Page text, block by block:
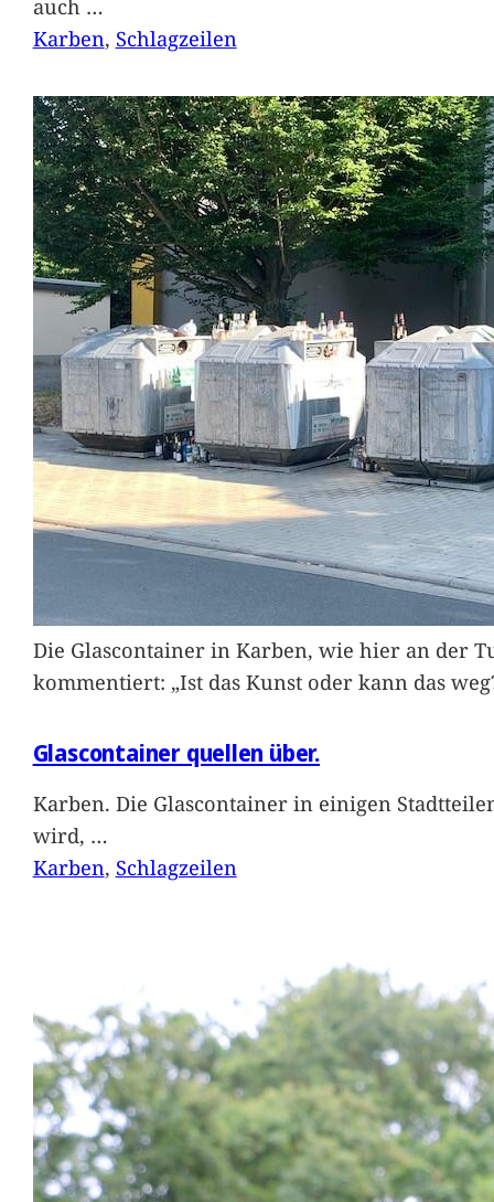
auch …
Karben, Schlagzeilen
Die Glascontainer in Karben, wie hier an der
kommentiert: „Ist das Kunst oder kann das
Glascontainer quellen über.
Karben. Die Glascontainer in einigen
wird, …
Karben, Schlagzeilen